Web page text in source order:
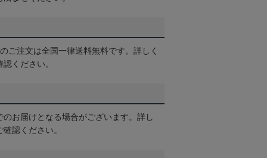
ご注文は全国一律送料無料です。詳しく
認ください。
お届けとなる場合がございます。詳し
確認ください。